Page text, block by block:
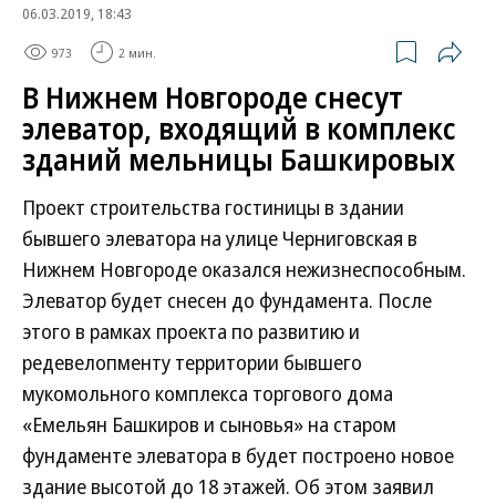
06.03.2019, 18:43
973 2 мин.
В Нижнем Новгороде снесут
элеватор, входящий в комплекс
зданий мельницы Башкировых
Проект строительства гостиницы в здании
бывшего элеватора на улице Черниговская в
Нижнем Новгороде оказался нежизнеспособным.
Элеватор будет снесен до фундамента. После
этого в рамках проекта по развитию и
редевелопменту территории бывшего
мукомольного комплекса торгового дома
«Емельян Башкиров и сыновья» на старом
фундаменте элеватора в будет построено новое
здание высотой до 18 этажей. Об этом заявил